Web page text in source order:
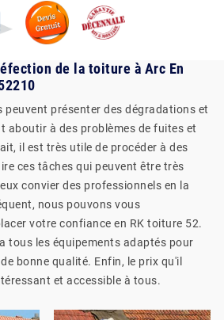
de la toiture à Arc En
peuvent présenter des dégradations et
aboutir à des problèmes de fuites et
il est très utile de procéder à des
ces tâches qui peuvent être très
convier des professionnels en la
nous pouvons vous
votre confiance en RK toiture 52.
tous les équipements adaptés pour
bonne qualité. Enfin, le prix qu'il
et accessible à tous.